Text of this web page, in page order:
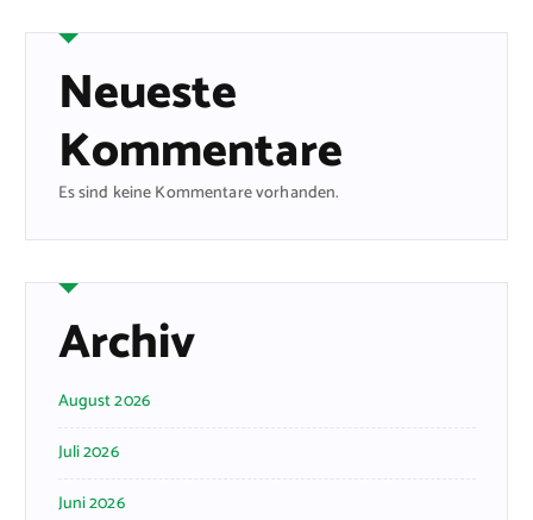
Neueste
Kommentare
Es sind keine Kommentare vorhanden.
Archiv
August 2026
Juli 2026
Juni 2026